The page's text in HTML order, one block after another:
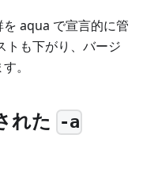
aqua で宣言的に管
トも下がり、バージ
。
れた -a